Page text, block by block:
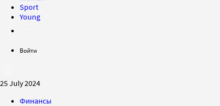
Sport
Young
Войти
25 July 2024
Финансы